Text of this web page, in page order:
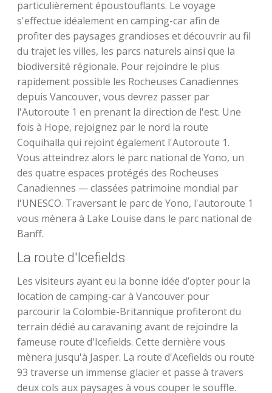
particulièrement époustouflants. Le voyage
s'effectue idéalement en camping-car afin de
profiter des paysages grandioses et découvrir au fil
du trajet les villes, les parcs naturels ainsi que la
biodiversité régionale. Pour rejoindre le plus
rapidement possible les Rocheuses Canadiennes
depuis Vancouver, vous devrez passer par
l'Autoroute 1 en prenant la direction de l'est. Une
fois à Hope, rejoignez par le nord la route
Coquihalla qui rejoint également l'Autoroute 1.
Vous atteindrez alors le parc national de Yono, un
des quatre espaces protégés des Rocheuses
Canadiennes — classées patrimoine mondial par
l'UNESCO. Traversant le parc de Yono, l'autoroute 1
vous mènera à Lake Louise dans le parc national de
Banff.
La route d'Icefields
Les visiteurs ayant eu la bonne idée d’opter pour la
location de camping-car à Vancouver pour
parcourir la Colombie-Britannique profiteront du
terrain dédié au caravaning avant de rejoindre la
fameuse route d'Icefields. Cette dernière vous
mènera jusqu'à Jasper. La route d'Acefields ou route
93 traverse un immense glacier et passe à travers
deux cols aux paysages à vous couper le souffle.